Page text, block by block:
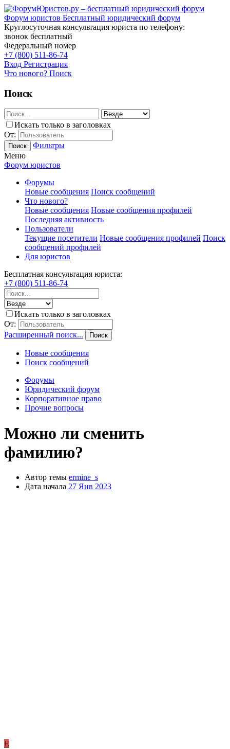
Форум юристов Бесплатный юридический форум
Круглосуточная консультация юриста по телефону:
звонок бесплатный
Федеральный номер
+7 (800) 511-86-74
Вход Регистрация
Что нового? Поиск
Поиск
Искать только в заголовках
От:
Поиск
Фильтры
Меню
Форум юристов
Форумы
Новые сообщения Поиск сообщений
Что нового?
Новые сообщения Новые сообщения профилей
Последняя активность
Пользователи
Текущие посетители Новые сообщения профилей Поиск
сообщений профилей
Для юристов
Бесплатная консультация юриста:
+7 (800) 511-86-74
Искать только в заголовках
От:
Расширенный поиск...
Поиск
Новые сообщения
Поиск сообщений
Форумы
Юридический форум
Корпоративное право
Прочие вопросы
Можно ли сменить
фамилию?
Автор темы ermine_s
Дата начала 27 Янв 2023
E